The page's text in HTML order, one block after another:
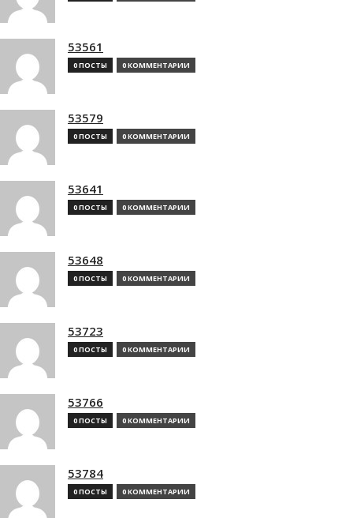
53561
0 ПОСТЫ 0 КОММЕНТАРИИ
53579
0 ПОСТЫ 0 КОММЕНТАРИИ
53641
0 ПОСТЫ 0 КОММЕНТАРИИ
53648
0 ПОСТЫ 0 КОММЕНТАРИИ
53723
0 ПОСТЫ 0 КОММЕНТАРИИ
53766
0 ПОСТЫ 0 КОММЕНТАРИИ
53784
0 ПОСТЫ 0 КОММЕНТАРИИ